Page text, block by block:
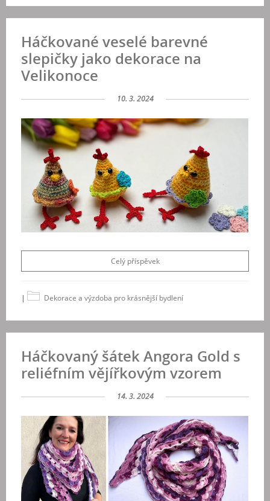
Háčkované veselé barevné
slepičky jako dekorace na
Velikonoce
10. 3. 2024
Celý příspěvek
| Dekorace a výzdoba pro krásnější bydlení
Háčkovaný šátek Angora Gold s
reliéfním vějířkovým vzorem
14. 3. 2024